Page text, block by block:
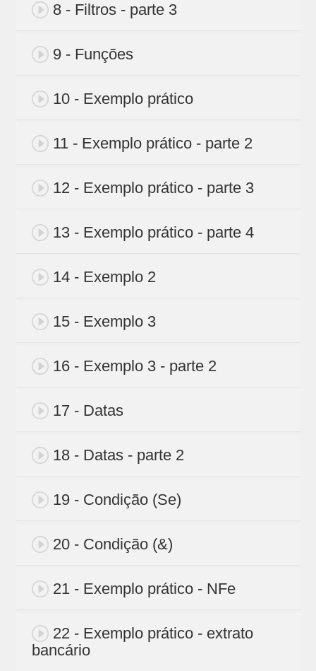
8 - Filtros - parte 3
9 - Funções
10 - Exemplo prático
11 - Exemplo prático - parte 2
12 - Exemplo prático - parte 3
13 - Exemplo prático - parte 4
14 - Exemplo 2
15 - Exemplo 3
16 - Exemplo 3 - parte 2
17 - Datas
18 - Datas - parte 2
19 - Condição (Se)
20 - Condição (&)
21 - Exemplo prático - NFe
22 - Exemplo prático - extrato
bancário